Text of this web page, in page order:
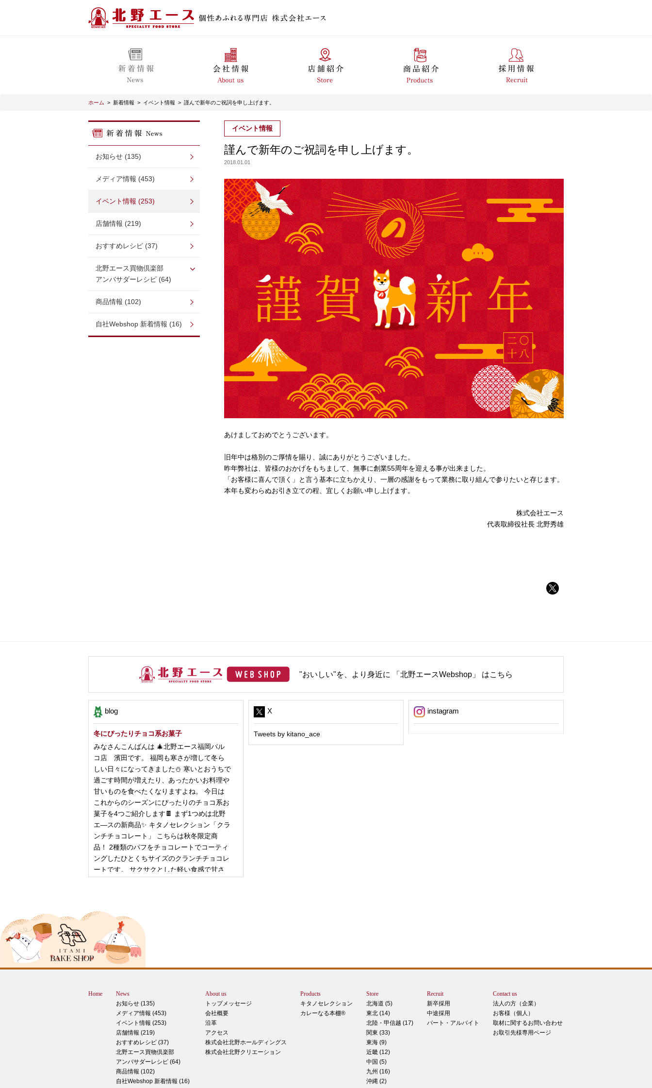
ホーム > 新着情報 > イベント情報 > 謹んで新年のご祝詞を申し上げます。
お知らせ (135)
メディア情報 (453)
イベント情報 (253)
店舗情報 (219)
おすすめレシピ (37)
北野エース買物倶楽部
アンバサダーレシピ (64)
商品情報 (102)
自社Webshop 新着情報 (16)
イベント情報
謹んで新年のご祝詞を申し上げます。
2018.01.01
あけましておめでとうございます。
旧年中は格別のご厚情を賜り、誠にありがとうございました。
昨年弊社は、皆様のおかげをもちまして、無事に創業55周年を迎える事が出来ました。
「お客様に喜んで頂く」と言う基本に立ちかえり、一層の感謝をもって業務に取り組んで参りたいと存じます。
本年も変わらぬお引き立ての程、宜しくお願い申し上げます。
株式会社エース
代表取締役社長 北野秀雄
"おいしい"を、より身近に 「北野エースWebshop」 はこちら
blog
冬にぴったりチョコ系お菓子
みなさんこんばんは 🎄北野エース福岡パル
コ店 濱田です。 福岡も寒さが増して冬ら
しい日々になってきました⛄️ 寒いとおうちで
過ごす時間が増えたり、あったかいお料理や
甘いものを食べたくなりますよね。 今日は
これからのシーズンにぴったりのチョコ系お
菓子を4つご紹介します🍫 まず1つめは北野
エ―スの新商品✨ キタノセレクション「クラ
ンチチョコレート」 こちらは秋冬限定商
品！ 2種類のパフをチョコレートでコーティ
ングしたひとくちサイズのクランチチョコレ
ートです。 サクサクとした軽い食感で甘さ
ピザ立ちぬ
ブログをご覧の皆様、こんにちは！北野エー
スMOMOテラス店の大西です。 いきなりで
すが、これは何だと思いますか？ ヒントは
12月に活躍するあの食べ物です！ はんぺ
す。 それでは正解発表です。リバースカー
ドオープン！！ なんと四角いピザなんで
す！今回は冬に大活躍のピザ、紹介いたしま
す。 キタノセレクション手のばしピザ マ
ルゲリータ 北野エースオリジナル商品のピ
ザになります。特徴は何といってもこの形！
生地はひとつひとつ手で
2024年12月14日
X
Tweets by kitano_ace
instagram
Home
News
お知らせ (135)
メディア情報 (453)
イベント情報 (253)
店舗情報 (219)
おすすめレシピ (37)
北野エース買物倶楽部
アンバサダーレシピ (64)
商品情報 (102)
自社Webshop 新着情報 (16)
About us
トップメッセージ
会社概要
沿革
アクセス
株式会社北野ホールディングス
株式会社北野クリエーション
Products
キタノセレクション
カレーなる本棚®
Store
北海道 (5)
東北 (14)
北陸・甲信越 (17)
関東 (33)
東海 (9)
近畿 (12)
中国 (5)
九州 (16)
沖縄 (2)
Recruit
新卒採用
中途採用
パート・アルバイト
Contact us
法人の方（企業）
お客様（個人）
取材に関するお問い合わせ
お取引先様専用ページ